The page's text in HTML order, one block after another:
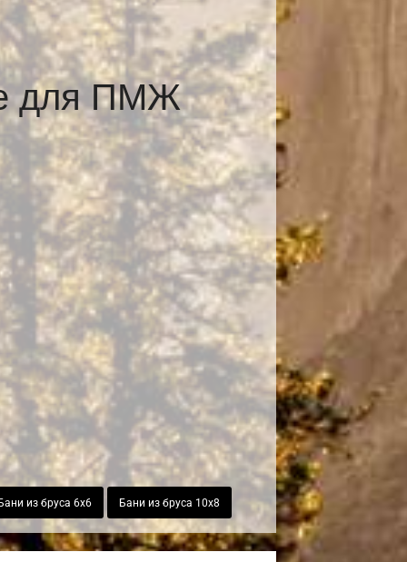
для ПМЖ
из бруса 6х6 Бани из бруса 10х8